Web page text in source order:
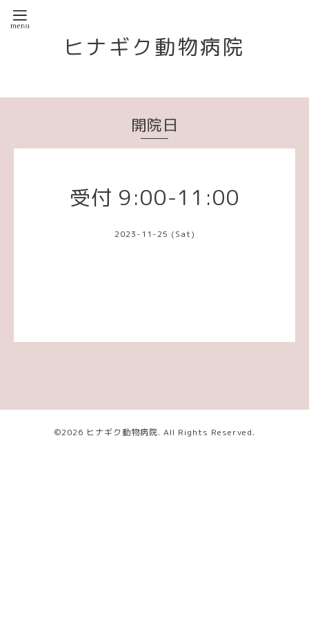
ヒナギク動物病院
開院日
受付 9:00-11:00
2023-11-25 (Sat)
©2026 ヒナギク動物病院. All Rights Reserved.